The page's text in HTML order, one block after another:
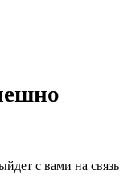
с вами на связь